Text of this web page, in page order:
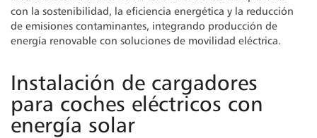
con la sostenibilidad, la eficiencia energética y la reducción
de emisiones contaminantes, integrando producción de
energía renovable con soluciones de movilidad eléctrica.
Instalación de cargadores
para coches eléctricos con
energía solar